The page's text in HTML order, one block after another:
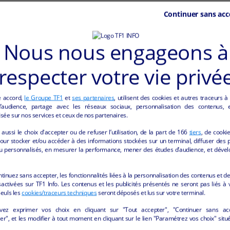
ET RESTAURATION" DE LA
Nous nous engageons à
respecter votre vie
accord, le Groupe TF1 etses partenaires, utilisent des cookies et autres traceurs à
partage avec les réseaux sociaux, personnalisation des contenus,
sur nos services et ceux de nos partenaires.
aussi le choix d'accepter ou de refuser l’utilisation, de la part de 166 tiers, de
stocker et/ou accéder à des informations stockées sur un terminal, diffuser des
personnalisés, en mesurer la performance, mener des études d’audience, et
sans accepter, les fonctionnalités liées à la personnalisation des contenus et
sur TF1 Info. Les contenus et les publicités présentés ne seront pas liés à
lescookies/traceurs techniquesseront déposés et lus sur votre terminal.
exprimer vos choix en cliquant sur "Tout accepter", "Continuer sans
et les modifier à tout moment en cliquant sur le lien "Paramétrez vos choix"
Continuer sans